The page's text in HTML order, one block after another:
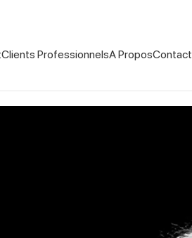
Clients ProfessionnelsA ProposContact